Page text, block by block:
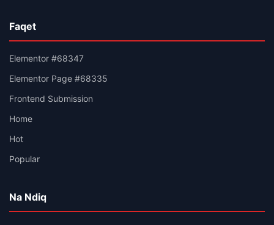
Faqet
Elementor #68347
Elementor Page #68335
Frontend Submission
Home
Hot
Popular
Na Ndiq